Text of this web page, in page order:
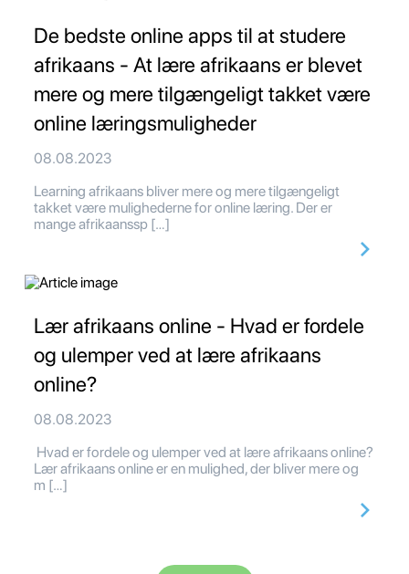
De bedste online apps til at studere
afrikaans - At lære afrikaans er blevet
mere og mere tilgængeligt takket være
online læringsmuligheder
08.08.2023
Learning afrikaans bliver mere og mere tilgængeligt
takket være mulighederne for online læring. Der er
mange afrikaanssp […]
Lær afrikaans online - Hvad er fordele
og ulemper ved at lære afrikaans
online?
08.08.2023
Hvad er fordele og ulemper ved at lære afrikaans online?
Lær afrikaans online er en mulighed, der bliver mere og
m […]